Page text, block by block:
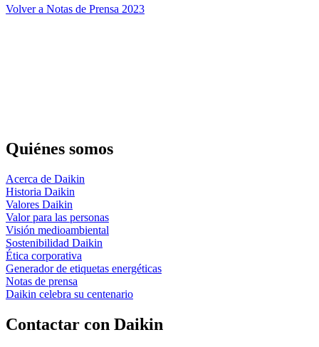
Volver a Notas de Prensa 2023
Quiénes somos
Acerca de Daikin
Historia Daikin
Valores Daikin
Valor para las personas
Visión medioambiental
Sostenibilidad Daikin
Ética corporativa
Generador de etiquetas energéticas
Notas de prensa
Daikin celebra su centenario
Contactar con Daikin